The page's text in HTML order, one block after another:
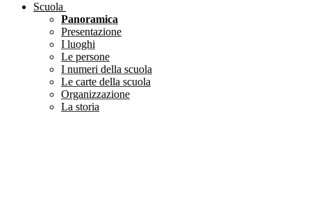
Scuola
Panoramica
Presentazione
I luoghi
Le persone
I numeri della scuola
Le carte della scuola
Organizzazione
La storia